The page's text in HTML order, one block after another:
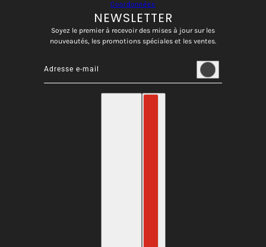
Coordonnées
NEWSLETTER
Soyez le premier à recevoir des mises à jour sur les
nouveautés, les promotions spéciales et les ventes.
Adresse e-mail
Ce site est protégé par hCaptcha, et la Politique de
Sélecteur de pays